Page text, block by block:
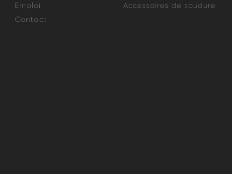
Emploi
Contact
Accessoires de soudure